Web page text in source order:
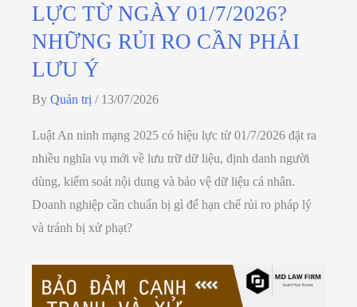
LỰC TỪ NGÀY 01/7/2026?
NHỮNG RỦI RO CẦN PHẢI
LƯU Ý
By Quản trị / 13/07/2026
Luật An ninh mạng 2025 có hiệu lực từ 01/7/2026 đặt ra
nhiều nghĩa vụ mới về lưu trữ dữ liệu, định danh người
dùng, kiểm soát nội dung và bảo vệ dữ liệu cá nhân.
Doanh nghiệp cần chuẩn bị gì để hạn chế rủi ro pháp lý
và tránh bị xử phạt?